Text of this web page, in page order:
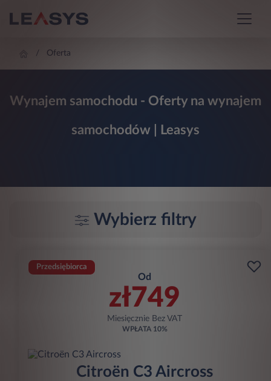
Oferta
Wynajem samochodu - Oferty na wynajem
samochodów | Leasys
Wybierz filtry
Przedsiębiorca
Od
zł749
Miesięcznie Bez VAT
WPŁATA 10%
Citroën C3 Aircross